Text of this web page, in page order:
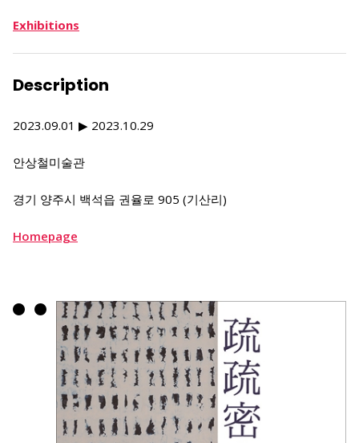
Exhibitions
Description
2023.09.01 ▶ 2023.10.29
안상철미술관
경기 양주시 백석읍 권율로 905 (기산리)
Homepage